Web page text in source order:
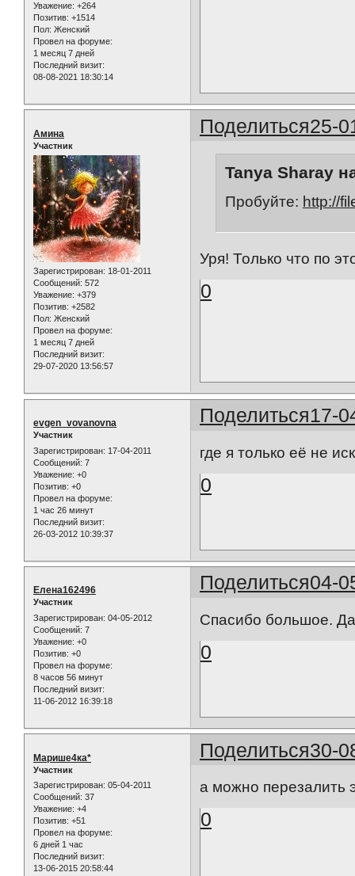
Уважение: +264
Позитив: +1514
Пол: Женский
Провел на форуме:
1 месяц 7 дней
Последний визит:
08-08-2021 18:30:14
Поделиться25-
Амина
Участник
Зарегистрирован: 18-01-2011
Сообщений: 572
Уважение: +379
Позитив: +2582
Пол: Женский
Провел на форуме:
1 месяц 7 дней
Последний визит:
29-07-2020 13:56:57
Tanya Sharay
Пробуйте: http://
Уря! Только что по
0
Поделиться17-
evgen_vovanovna
Участник
Зарегистрирован: 17-04-2011
Сообщений: 7
Уважение: +0
Позитив: +0
Провел на форуме:
1 час 26 минут
Последний визит:
26-03-2012 10:39:37
где я только её не
0
Поделиться04-
Елена162496
Участник
Зарегистрирован: 04-05-2012
Сообщений: 7
Уважение: +0
Позитив: +0
Провел на форуме:
8 часов 56 минут
Последний визит:
11-06-2012 16:39:18
Спасибо большое.
0
Поделиться30-
Марише4ка*
Участник
Зарегистрирован: 05-04-2011
Сообщений: 37
Уважение: +4
Позитив: +51
Провел на форуме:
6 дней 1 час
Последний визит:
13-06-2015 20:58:44
а можно перезалить
0